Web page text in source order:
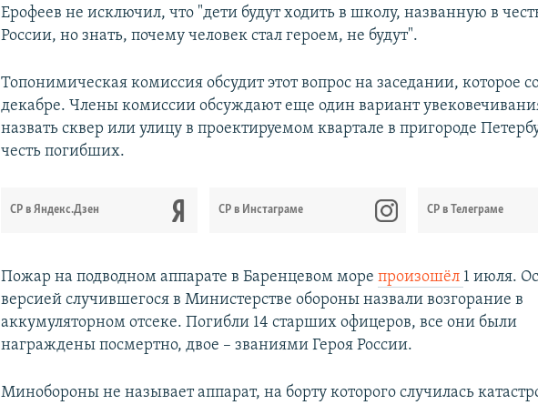
Ерофеев не исключил, что "дети будут ходить в школу, названную в
России, но знать, почему человек стал героем, не будут".
Топонимическая комиссия обсудит этот вопрос на заседании, которое
декабре. Члены комиссии обсуждают еще один вариант
назвать сквер или улицу в проектируемом квартале в пригороде
честь погибших.
СР в Яндекс.Дзен CР в Инстаграме СР в Телеграме
Пожар на подводном аппарате в Баренцевом морепроизошёл 1 июля.
версией случившегося в Министерстве обороны назвали возгорание в
аккумуляторном отсеке. Погибли 14 старших офицеров, все они были
награждены посмертно, двое – званиями Героя России.​
Минобороны не называет аппарат, на борту которого случилась